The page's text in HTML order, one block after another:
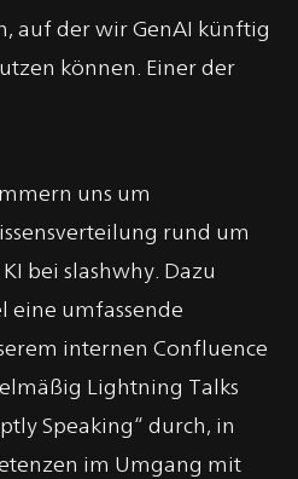
auf der wir GenAI künftig
können. Einer der
uns um
rund um
bei slashwhy. Dazu
eine umfassende
internen Confluence
Lightning Talks
Speaking“ durch, in
im Umgang mit